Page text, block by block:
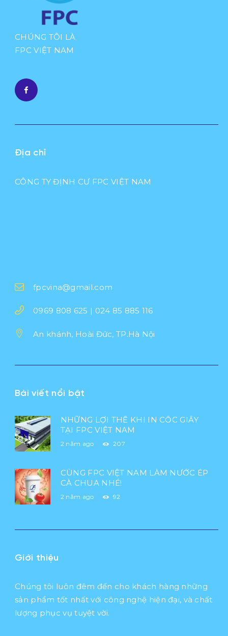
CHÚNG TÔI LÀ
FPC VIỆT NAM
Địa chỉ
CÔNG TY ĐỊNH CƯ FPC VIỆT NAM
fpcvina@gmail.com
0969 808 625 | 024 85 885 116
An khánh, Hoài Đức, TP.Hà Nội
Bài viết nổi bật
NHỮNG LỢI THẾ KHI IN CỐC GIẤY
TẠI FPC VIỆT NAM
2 năm ago 207
CÙNG FPC VIỆT NAM LÀM NƯỚC ÉP
CÀ CHUA NHÉ!
2 năm ago 92
Giới thiệu
Chúng tôi luôn đêm đến cho khách hàng những
sản phẩm tốt nhất với công nghệ hiện đại, và chất
lượng phục vụ tuyệt vời.